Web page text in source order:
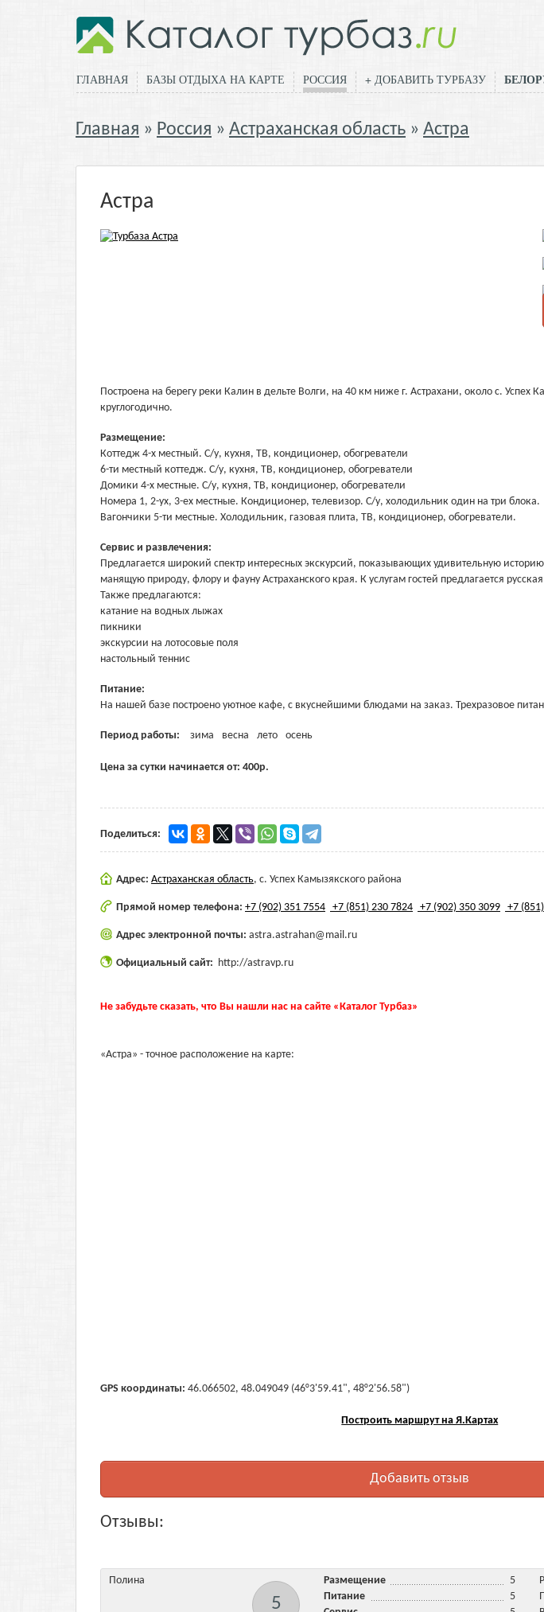
ГЛАВНАЯ БАЗЫ ОТДЫХА НА КАРТЕ РОССИЯ + ДОБАВИТЬ ТУРБАЗУ
Главная Россия Астраханская область Астра
Астра
Построена на берегу реки Калин в дельте Волги, на 40 км ниже г. Астрахани, около с. Успех
круглогодично.
Размещение:
Коттедж 4-х местный. С/у, кухня, ТВ, кондиционер, обогреватели
6-ти местный коттедж. С/у, кухня, ТВ, кондиционер, обогреватели
Домики 4-х местные. С/у, кухня, ТВ, кондиционер, обогреватели
Номера 1, 2-ух, 3-ех местные. Кондиционер, телевизор. С/у, холодильник один на три блока.
Вагончики 5-ти местные. Холодильник, газовая плита, ТВ, кондиционер, обогреватели.
Сервис и развлечения:
Предлагается широкий спектр интересных экскурсий, показывающих удивительную
манящую природу, флору и фауну Астраханского края. К услугам гостей предлагается
Также предлагаются:
катание на водных лыжах
пикники
экскурсии на лотосовые поля
настольный теннис
Питание:
На нашей базе построено уютное кафе, с вкуснейшими блюдами на заказ. Трехразовое
Период работы: зима весна лето осень
Цена за сутки начинается от: 400р.
Поделиться:
Адрес: Астраханская область, с. Успех Камызякского района
Прямой номер телефона: +7 (902) 351 7554 +7 (851) 230 7824 +7 (902) 350 3099 +7
Адрес электронной почты: astra.astrahan@mail.ru
Официальный сайт: http://astravp.ru
Не забудьте сказать, что Вы нашли нас на сайте «Каталог Турбаз»
«Астра» - точное расположение на карте:
GPS координаты: 46.066502, 48.049049 (46°3'59.41", 48°2'56.58")
Построить маршрут на Я.Картах
Добавить отзыв
Отзывы:
Полина
5
Размещение
5
Питание
5